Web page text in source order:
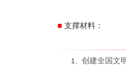
■ 支撑材料 ：
1、 创建全国文